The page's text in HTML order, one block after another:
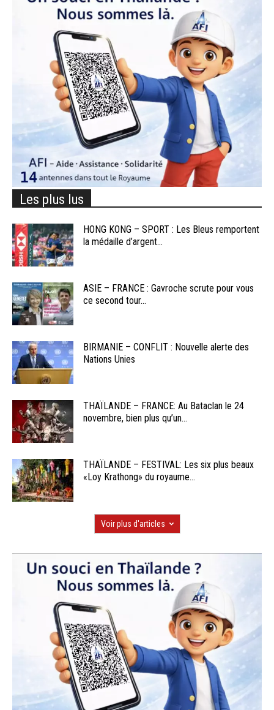
Les plus lus
HONG KONG – SPORT : Les Bleus remportent
la médaille d’argent...
ASIE – FRANCE : Gavroche scrute pour vous
ce second tour...
BIRMANIE – CONFLIT : Nouvelle alerte des
Nations Unies
THAÏLANDE – FRANCE: Au Bataclan le 24
novembre, bien plus qu’un...
THAÏLANDE – FESTIVAL: Les six plus beaux
«Loy Krathong» du royaume...
Voir plus d'articles